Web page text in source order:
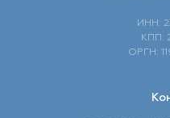
ИНН:
КПП:
ОРГН: